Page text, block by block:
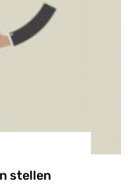
stellen